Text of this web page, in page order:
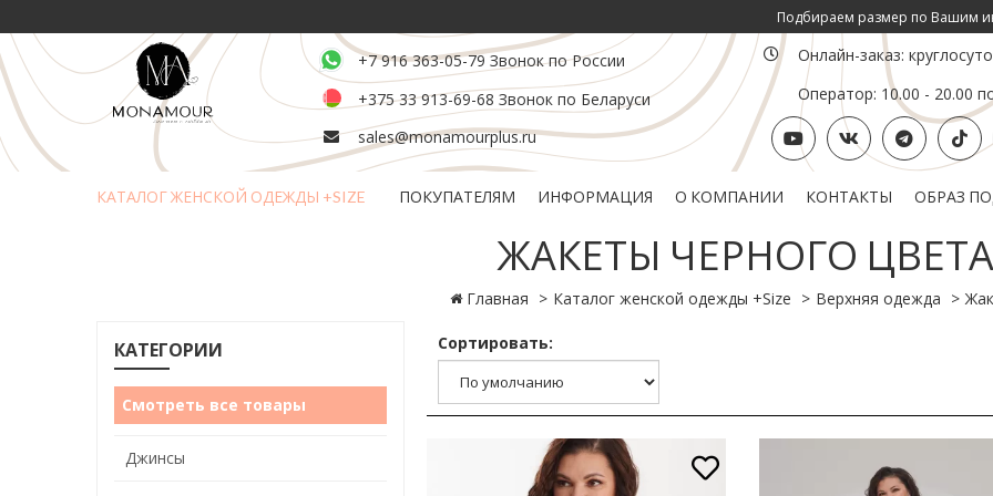
Подбираем размер по Вашим инд.
+7 916 363-05-79 Звонок по России
+375 33 913-69-68 Звонок по Беларуси
sales@monamourplus.ru
Онлайн-заказ:
Оператор: 10.00 - 20.00
КАТАЛОГ ЖЕНСКОЙ ОДЕЖДЫ +SIZE ПОКУПАТЕЛЯМ ИНФОРМАЦИЯ О КОМПАНИИ КОНТАКТЫ ОБРАЗ
ЖАКЕТЫ ЧЕРНОГО ЦВЕТА
Главная Каталог женской одежды +Size Верхняя одежда
КАТЕГОРИИ
Смотреть все товары
Джинсы
Сортировать: